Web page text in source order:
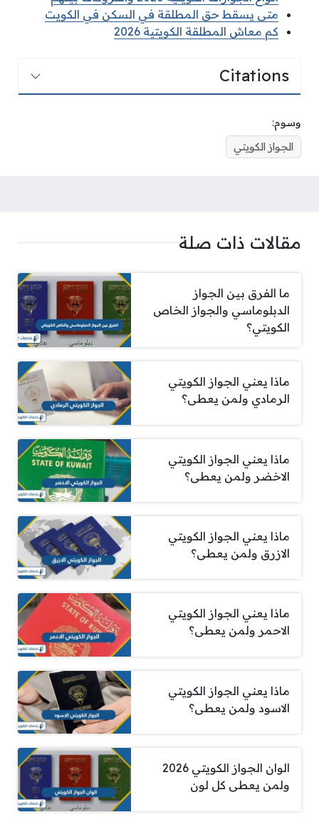
متى يسقط حق المطلقة في السكن في الكويت
كم معاش المطلقة الكويتية 2026
Citations
وسوم:
الجواز الكويتي
مقالات ذات صلة
ما الفرق بين الجواز
الدبلوماسي والجواز الخاص
الكويتي؟
ماذا يعني الجواز الكويتي
الرمادي ولمن يعطى؟
ماذا يعني الجواز الكويتي
الاخضر ولمن يعطى؟
ماذا يعني الجواز الكويتي
الازرق ولمن يعطى؟
ماذا يعني الجواز الكويتي
الاحمر ولمن يعطى؟
ماذا يعني الجواز الكويتي
الاسود ولمن يعطى؟
الوان الجواز الكويتي 2026
ولمن يعطى كل لون